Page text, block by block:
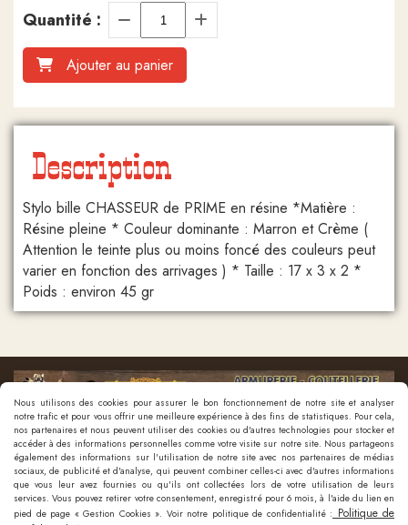
Quantité :
Ajouter au panier
Description
Stylo bille CHASSEUR de PRIME en résine *Matière :
Résine pleine * Couleur dominante : Marron et Crème (
Attention le teinte plus ou moins foncé des couleurs peut
varier en fonction des arrivages ) * Taille : 17 x 3 x 2 *
Poids : environ 45 gr
Nous contacter
Nous utilisons des cookies pour assurer le bon fonctionnement de notre site et analyser
notre trafic et pour vous offrir une meilleure expérience à des fins de statistiques. Pour cela,
nos partenaires et nous peuvent utiliser des cookies ou d'autres technologies pour stocker et
accéder à des informations personnelles comme votre visite sur notre site. Nous partageons
également des informations sur l'utilisation de notre site avec nos partenaires de médias
sociaux, de publicité et d'analyse, qui peuvent combiner celles-ci avec d'autres informations
que vous leur avez fournies ou qu'ils ont collectées lors de votre utilisation de leurs
services. Vous pouvez retirer votre consentement, enregistré pour 6 mois, à l'aide du lien en
pied de page « Gestion Cookies ». Voir notre politique de confidentialité : Politique de